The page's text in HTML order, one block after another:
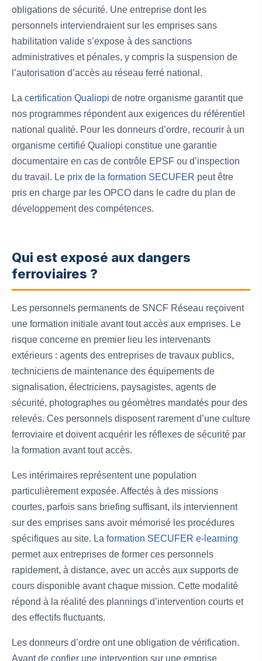
obligations de sécurité. Une entreprise dont les
personnels interviendraient sur les emprises sans
habilitation valide s’expose à des sanctions
administratives et pénales, y compris la suspension de
l’autorisation d’accès au réseau ferré national.
La certification Qualiopi de notre organisme garantit que
nos programmes répondent aux exigences du référentiel
national qualité. Pour les donneurs d’ordre, recourir à un
organisme certifié Qualiopi constitue une garantie
documentaire en cas de contrôle EPSF ou d’inspection
du travail. Le prix de la formation SECUFER peut être
pris en charge par les OPCO dans le cadre du plan de
développement des compétences.
Qui est exposé aux dangers
ferroviaires ?
Les personnels permanents de SNCF Réseau reçoivent
une formation initiale avant tout accès aux emprises. Le
risque concerne en premier lieu les intervenants
extérieurs : agents des entreprises de travaux publics,
techniciens de maintenance des équipements de
signalisation, électriciens, paysagistes, agents de
sécurité, photographes ou géomètres mandatés pour des
relevés. Ces personnels disposent rarement d’une culture
ferroviaire et doivent acquérir les réflexes de sécurité par
la formation avant tout accès.
Les intérimaires représentent une population
particulièrement exposée. Affectés à des missions
courtes, parfois sans briefing suffisant, ils interviennent
sur des emprises sans avoir mémorisé les procédures
spécifiques au site. La formation SECUFER e-learning
permet aux entreprises de former ces personnels
rapidement, à distance, avec un accès aux supports de
cours disponible avant chaque mission. Cette modalité
répond à la réalité des plannings d’intervention courts et
des effectifs fluctuants.
Les donneurs d’ordre ont une obligation de vérification.
Avant de confier une intervention sur une emprise